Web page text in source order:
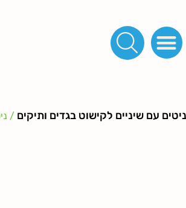
ניטים עם שיניים לקישוט בגדים ותיקים /